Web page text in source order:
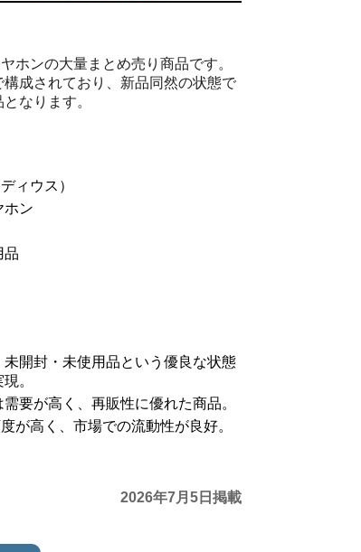
ホンの大量まとめ売り商品です。
成されており、新品同然の状態で
なります。
ィウス）
ホン
品
開封・未使用品という優良な状態
。
要が高く、再販性に優れた商品。
が高く、市場での流動性が良好。
2026年7月5日掲載